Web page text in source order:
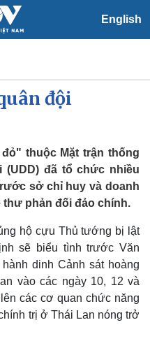
English
Tin 24h
Dự báo thời tiết
Giáo dục
Việc làm
Biển đảo
đội
thuộc Mặt trận thống
(UDD) đã tổ chức nhiều
sở chỉ huy và doanh
phản đối đảo chính.
hộ cựu Thủ tướng bị lật
sẽ biểu tình trước Văn
dinh Cảnh sát hoàng
vào các ngày 10, 12 và
các cơ quan chức năng
trị ở Thái Lan nóng trở